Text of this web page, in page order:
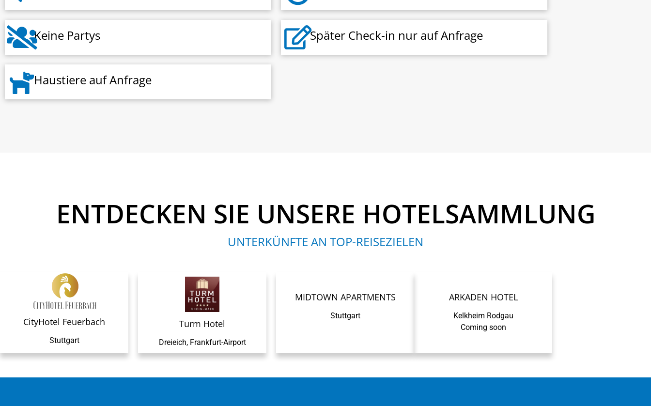
Keine Partys
Haustiere auf Anfrage
Später Check-in nur auf Anfrage
ENTDECKEN SIE UNSERE HOTELSAMMLUNG
UNTERKÜNFTE AN TOP-REISEZIELEN
CityHotel Feuerbach
Stuttgart
Turm Hotel
Dreieich, Frankfurt-Airport
MIDTOWN APARTMENTS
Stuttgart
ARKADEN HOTEL
Kelkheim Rodgau
Coming soon